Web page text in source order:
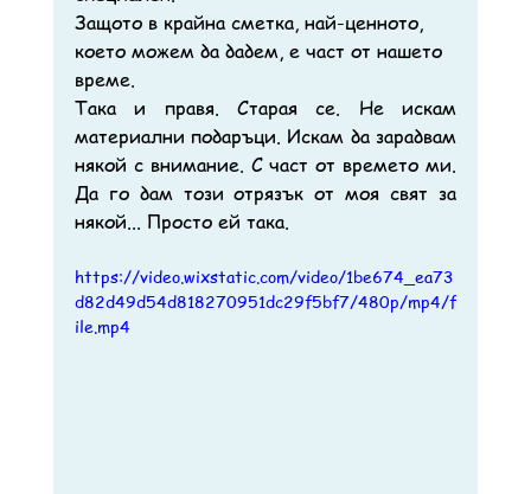
Защото в крайна сметка, най-ценното,
което можем да дадем, е част от нашето
време.
Така и правя. Старая се. Не искам
материални подаръци. Искам да зарадвам
някой с внимание. С част от времето ми.
Да го дам този отрязък от моя свят за
някой... Просто ей така.
https://video.wixstatic.com/video/1be674_ea73
d82d49d54d818270951dc29f5bf7/480p/mp4/f
ile.mp4